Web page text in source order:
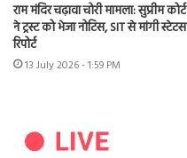
राम मंदिर चढ़ावा चोरी मामला: सुप्रीम कोर्ट
ने ट्रस्ट को भेजा नोटिस, SIT से मांगी स्टेटस
रिपोर्ट
13 July 2026 - 1:59 PM